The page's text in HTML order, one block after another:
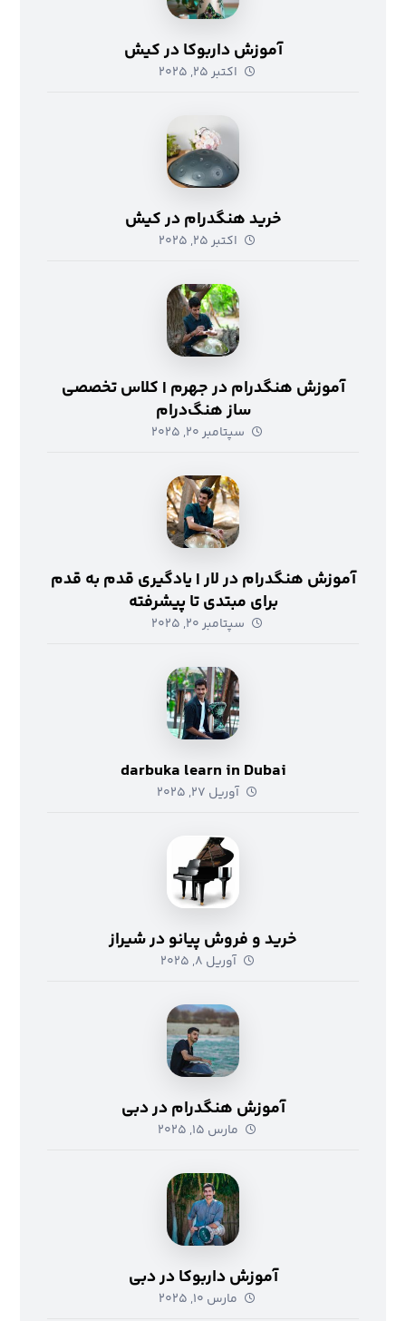
آموزش داربوکا در کیش
اکتبر ۲۵, ۲۰۲۵
خرید هنگدرام در کیش
اکتبر ۲۵, ۲۰۲۵
آموزش هنگدرام در جهرم | کلاس تخصصی
ساز هنگ‌درام
سپتامبر ۲۰, ۲۰۲۵
آموزش هنگدرام در لار | یادگیری قدم به قدم
برای مبتدی تا پیشرفته
سپتامبر ۲۰, ۲۰۲۵
darbuka learn in Dubai
آوریل ۲۷, ۲۰۲۵
خرید و فروش پیانو در شیراز
آوریل ۸, ۲۰۲۵
آموزش هنگدرام در دبی
مارس ۱۵, ۲۰۲۵
آموزش داربوکا در دبی
مارس ۱۰, ۲۰۲۵